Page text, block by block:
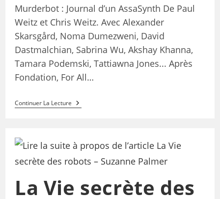
Murderbot : Journal d’un AssaSynth De Paul
Weitz et Chris Weitz. Avec Alexander
Skarsgård, Noma Dumezweni, David
Dastmalchian, Sabrina Wu, Akshay Khanna,
Tamara Podemski, Tattiawna Jones... Après
Fondation, For All…
Continuer La Lecture
La Vie secrète des